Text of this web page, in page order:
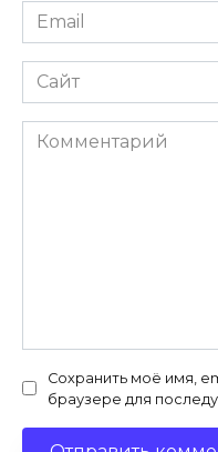
Email
*
Сайт
Комментарий
Сохранить моё имя,
браузере для